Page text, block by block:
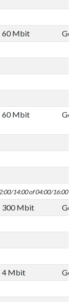
60 Mbit
60 Mbit
14:00 of 04:00/16:00
300 Mbit
4 Mbit